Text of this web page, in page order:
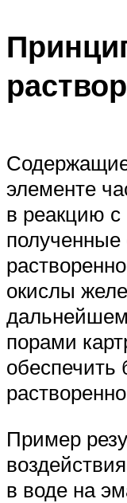
элементе
в реакцию с
полученные
окислы
порами
обеспечить
Пример
в воде на